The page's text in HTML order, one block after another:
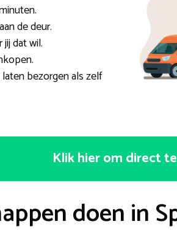
de deur.
dat wil.
bezorgen als zelf
Klik hier om direct
doen in